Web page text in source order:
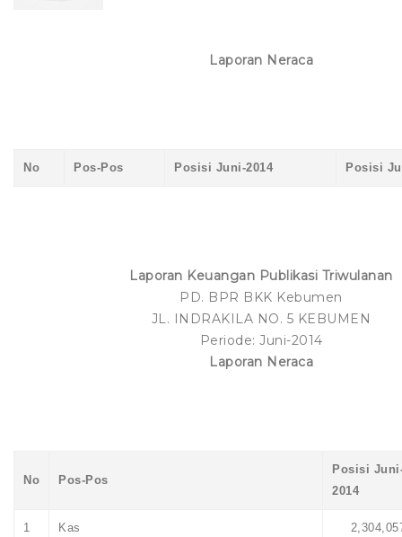
Kredit Grace Period
Laporan Neraca
No Pos-Pos Posisi Juni-2014 Posisi
Laporan Keuangan Publikasi Triwulanan
PD. BPR BKK Kebumen
JL. INDRAKILA NO. 5 KEBUMEN
Periode: Juni-2014
Laporan Neraca
No Pos-Pos
Posisi
2014
1 Kas